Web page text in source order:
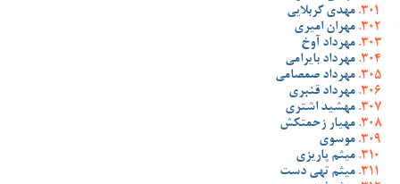
مهدی کربلایی
مهران امیری
مهرداد آوخ
مهرداد بایرامی
مهرداد صمصامی
مهرداد قنبری
مهشید اشتری
مهیار زحمتکش
موسوی
میثم پاریزی
میثم تهی دست